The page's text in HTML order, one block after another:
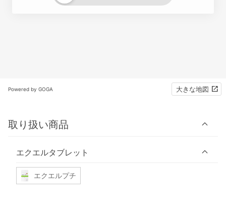
Powered by GOGA 大きな地図
取り扱い商品
エクエルタブレット
エクエルプチ